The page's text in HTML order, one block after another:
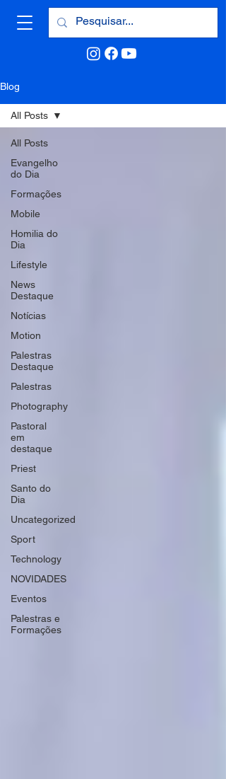
Blog
All Posts
Evangelho
do Dia
Formações
Mobile
Homilia do
Dia
Lifestyle
News
Destaque
Notícias
Motion
Palestras
Destaque
Palestras
Photography
Pastoral
em
destaque
Priest
Santo do
Dia
Uncategorized
Sport
Technology
NOVIDADES
Eventos
Palestras e
Formações
All Posts